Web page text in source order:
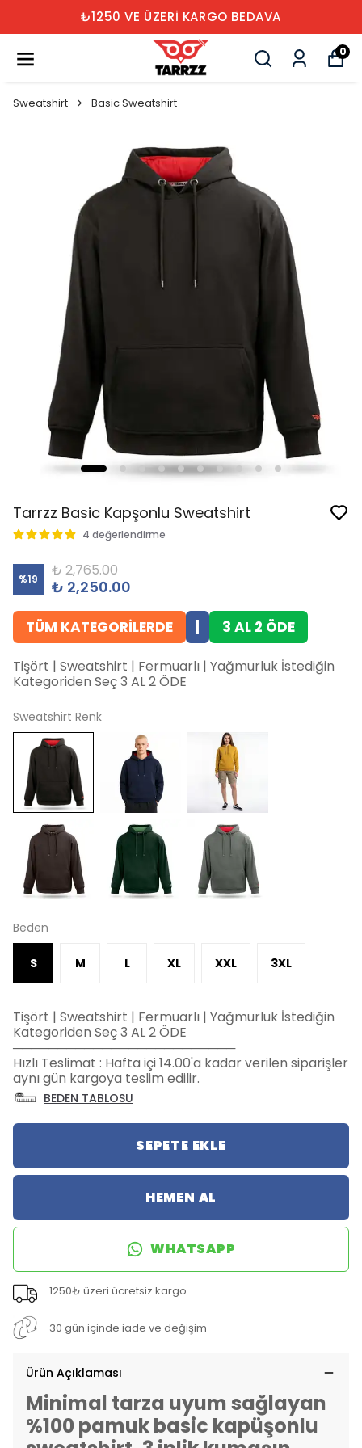
₺1250 VE ÜZERİ KARGO BEDAVA
0
Sweatshirt Basic Sweatshirt
Tarrzz Basic Kapşonlu Sweatshirt
4 değerlendirme
%19 ₺ 2,765.00
₺ 2,250.00
TÜM KATEGORİLERDE 3 AL 2 ÖDE
Tişört | Sweatshirt | Fermuarlı | Yağmurluk İstediğin
Kategoriden Seç 3 AL 2 ÖDE
Sweatshirt Renk
Beden
S M L XL XXL 3XL
Tişört | Sweatshirt | Fermuarlı | Yağmurluk İstediğin
Kategoriden Seç 3 AL 2 ÖDE
─────────────────────────
Hızlı Teslimat : Hafta içi 14.00'a kadar verilen siparişler
aynı gün kargoya teslim edilir.
BEDEN TABLOSU
SEPETE EKLE
HEMEN AL
WHATSAPP
1250₺ üzeri ücretsiz kargo
30 gün içinde iade ve değişim
Ürün Açıklaması
Minimal tarza uyum sağlayan
%100 pamuk basic kapüşonlu